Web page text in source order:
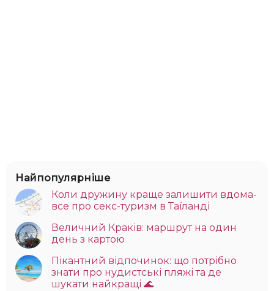
Найпопулярніше
Коли дружину краще залишити вдома-
все про секс-туризм в Таїланді
Величний Краків: маршрут на один
день з картою
Пікантний відпочинок: що потрібно
знати про нудистські пляжі та де
шукати найкращі 🌊